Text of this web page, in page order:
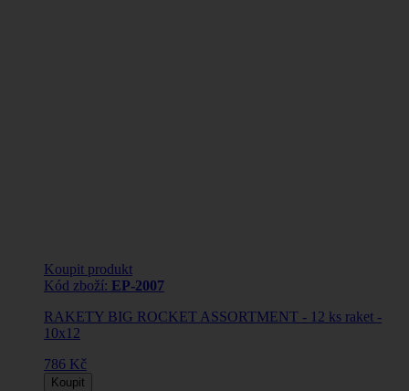
Koupit produkt
Kód zboží: EP-2007
RAKETY BIG ROCKET ASSORTMENT - 12 ks raket -
10x12
786 Kč
Koupit